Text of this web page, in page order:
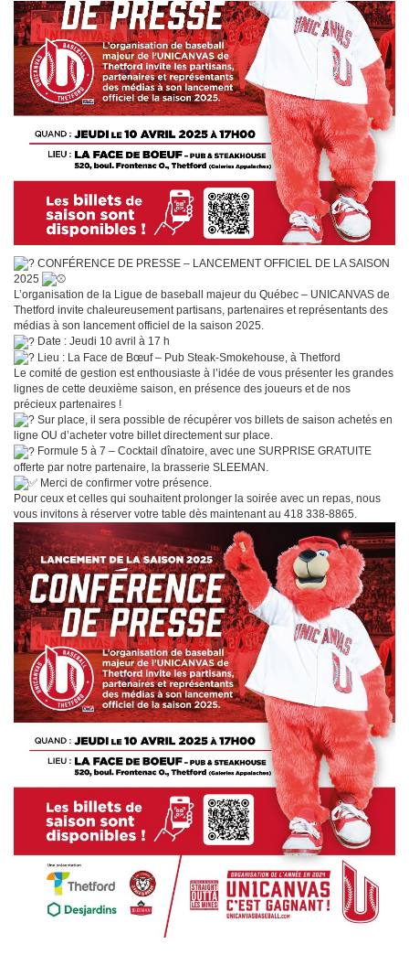
CONFÉRENCE DE PRESSE – LANCEMENT OFFICIEL DE LA SAISON
2025
L’organisation de la Ligue de baseball majeur du Québec – UNICANVAS de
Thetford invite chaleureusement partisans, partenaires et représentants des
médias à son lancement officiel de la saison 2025.
Date : Jeudi 10 avril à 17 h
Lieu : La Face de Bœuf – Pub Steak-Smokehouse, à Thetford
Le comité de gestion est enthousiaste à l’idée de vous présenter les grandes
lignes de cette deuxième saison, en présence des joueurs et de nos
précieux partenaires !
Sur place, il sera possible de récupérer vos billets de saison achetés en
ligne OU d’acheter votre billet directement sur place.
Formule 5 à 7 – Cocktail dînatoire, avec une SURPRISE GRATUITE
offerte par notre partenaire, la brasserie SLEEMAN.
Merci de confirmer votre présence.
Pour ceux et celles qui souhaitent prolonger la soirée avec un repas, nous
vous invitons à réserver votre table dès maintenant au 418 338-8865.